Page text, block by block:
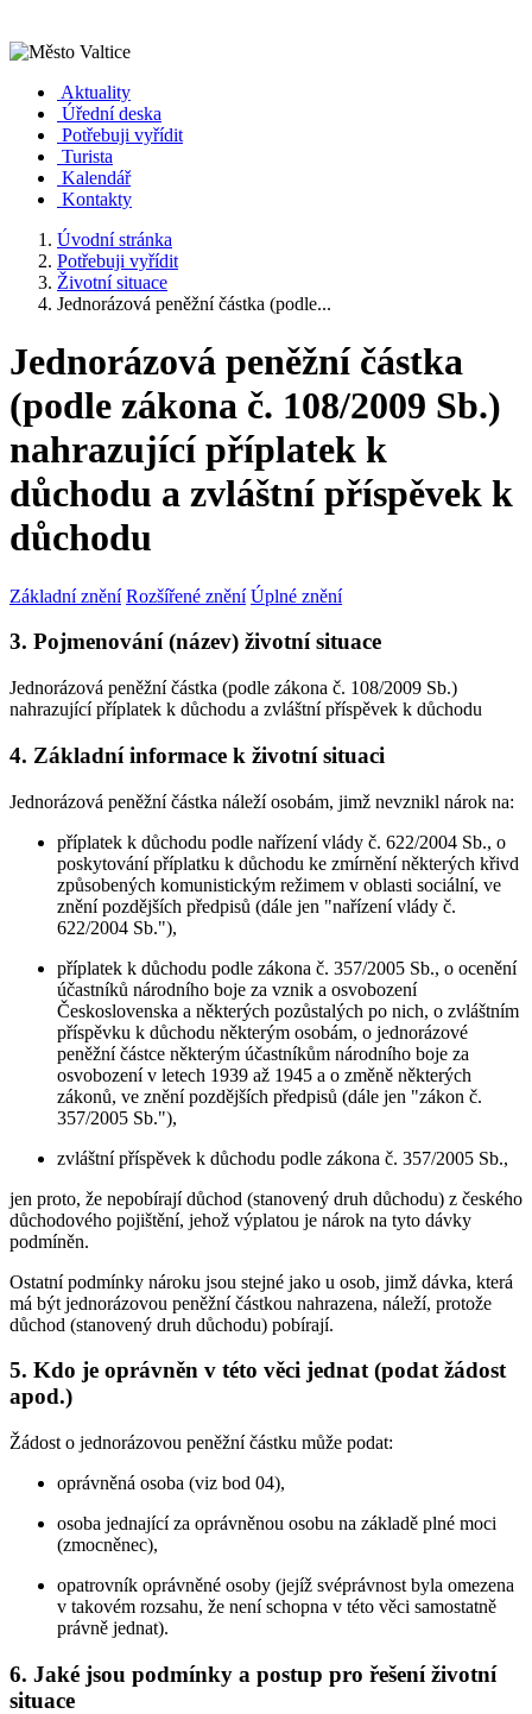
Aktuality
Úřední deska
Potřebuji vyřídit
Turista
Kalendář
Kontakty
Úvodní stránka
Potřebuji vyřídit
Životní situace
Jednorázová peněžní částka (podle...
Jednorázová peněžní částka
(podle zákona č. 108/2009 Sb.)
nahrazující příplatek k
důchodu a zvláštní příspěvek k
důchodu
Základní znění Rozšířené znění Úplné znění
3. Pojmenování (název) životní situace
Jednorázová peněžní částka (podle zákona č. 108/2009 Sb.)
nahrazující příplatek k důchodu a zvláštní příspěvek k důchodu
4. Základní informace k životní situaci
Jednorázová peněžní částka náleží osobám, jimž nevznikl nárok na:
příplatek k důchodu podle nařízení vlády č. 622/2004 Sb., o
poskytování příplatku k důchodu ke zmírnění některých křivd
způsobených komunistickým režimem v oblasti sociální, ve
znění pozdějších předpisů (dále jen "nařízení vlády č.
622/2004 Sb."),
příplatek k důchodu podle zákona č. 357/2005 Sb., o ocenění
účastníků národního boje za vznik a osvobození
Československa a některých pozůstalých po nich, o zvláštním
příspěvku k důchodu některým osobám, o jednorázové
peněžní částce některým účastníkům národního boje za
osvobození v letech 1939 až 1945 a o změně některých
zákonů, ve znění pozdějších předpisů (dále jen "zákon č.
357/2005 Sb."),
zvláštní příspěvek k důchodu podle zákona č. 357/2005 Sb.,
jen proto, že nepobírají důchod (stanovený druh důchodu) z českého
důchodového pojištění, jehož výplatou je nárok na tyto dávky
podmíněn.
Ostatní podmínky nároku jsou stejné jako u osob, jimž dávka, která
má být jednorázovou peněžní částkou nahrazena, náleží, protože
důchod (stanovený druh důchodu) pobírají.
5. Kdo je oprávněn v této věci jednat (podat žádost
apod.)
Žádost o jednorázovou peněžní částku může podat:
oprávněná osoba (viz bod 04),
osoba jednající za oprávněnou osobu na základě plné moci
(zmocněnec),
opatrovník oprávněné osoby (jejíž svéprávnost byla omezena
v takovém rozsahu, že není schopna v této věci samostatně
právně jednat).
6. Jaké jsou podmínky a postup pro řešení životní
situace